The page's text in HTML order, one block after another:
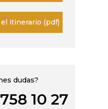
itinerario (pdf)
dudas?
10 27